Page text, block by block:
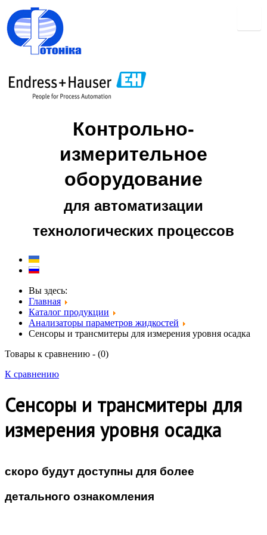
Контрольно-
измерительное
оборудование
для автоматизации
технологических процессов
Вы здесь:
Главная
Каталог продукции
Анализаторы параметров жидкостей
Сенсоры и трансмитеры для измерения уровня осадка
Товары к сравнению - (0)
К сравнению
Сенсоры и трансмитеры для
измерения уровня осадка
скоро будут доступны для более
детального ознакомления